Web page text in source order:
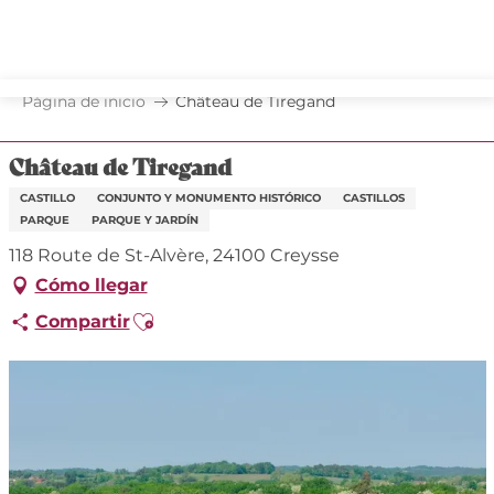
principal
Página de inicio Château de Tiregand
Château de Tiregand
CASTILLO CONJUNTO Y MONUMENTO HISTÓRICO
CASTILLOS
PARQUE
PARQUE Y JARDÍN
118 Route de St-Alvère, 24100 Creysse
Cómo llegar
CompartirAjouter aux favoris